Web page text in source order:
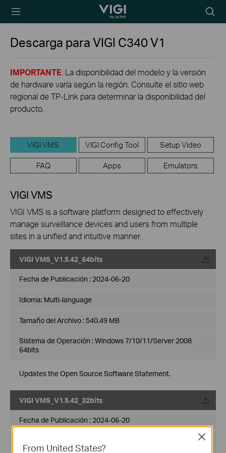
TP-Link, Reliably
icon
Descarga paraVIGI C340V1
IMPORTANTE: La disponibilidad del modelo y la versión
de hardware varía según la región. Consulte el sitio web
regional de TP-Link para determinar la disponibilidad del
producto.
VIGI VMS VIGI Config Tool Setup Video
FAQ Apps Emulators
VIGI VMS
VIGI VMS is a software platform designed to effectively
manage surveillance devices and users from multiple
sites in a unified and intuitive manner.
VIGI VMS_V1.5.42_64bits
Fecha de Publicación : 2024-06-20
Idioma: Multi-language
Tamaño del Archivo : 540.49 MB
Sistema de Operación : Windows 7/10/11/Server 2008
64bits
Updates the Open Source Software Statement.
VIGI VMS_V1.5.42_32bits
Fecha de Publicación : 2024-06-20
From United States?
Close